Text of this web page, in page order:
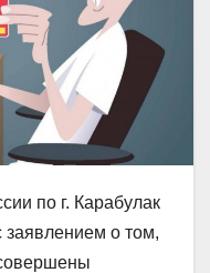
по г. Карабулак
заявлением о том,